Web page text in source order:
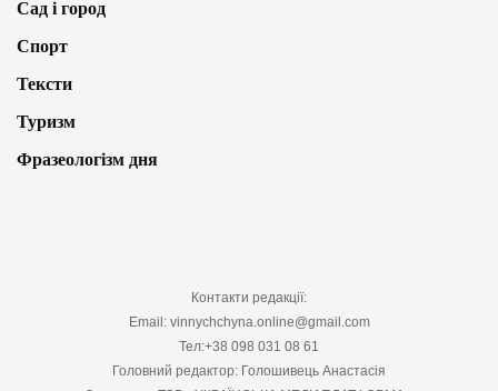
Сад і город
Спорт
Тексти
Туризм
Фразеологізм дня
Контакти редакції:
Email: vinnychchyna.online@gmail.com
Тел:+38 098 031 08 61
Головний редактор: Голошивець Анастасія